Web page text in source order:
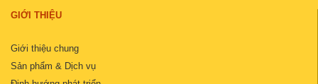
GIỚI THIỆU
Giới thiệu chung
Sản phẩm & Dịch vụ